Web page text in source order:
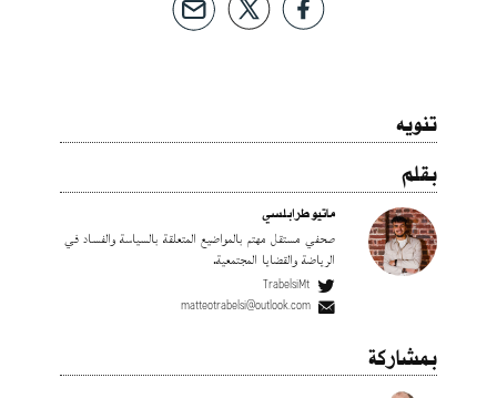
تنويه
بقلم
ماتيو طرابلسي
صحفي مستقل مهتم بالمواضيع المتعلقة بالسياسة والفساد في
الرياضة والقضايا المجتمعية.
TrabelsiMt
matteotrabelsi@outlook.com
بمشاركة